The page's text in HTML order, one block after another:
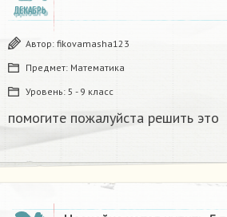
ДЕКАБРЬ
Автор: fikovamasha123
Предмет: Математика
Уровень: 5 - 9 класс
помогите пожалуйста решить это